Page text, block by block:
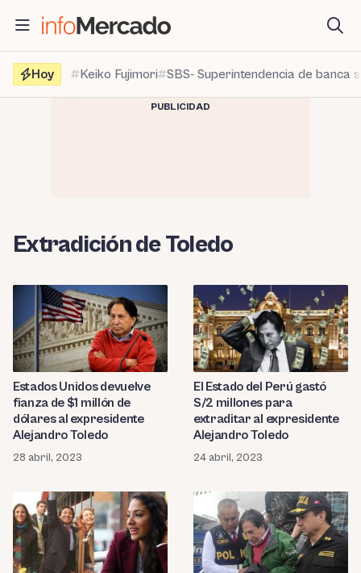
contenido
Hoy
Keiko Fujimori SBS- Superintendencia de banca
PUBLICIDAD
Extradición de Toledo
Estados Unidos devuelve
fianza de $1 millón de
dólares al expresidente
Alejandro Toledo
28 abril, 2023
El Estado del Perú gastó
S/2 millones para
extraditar al expresidente
Alejandro Toledo
24 abril, 2023